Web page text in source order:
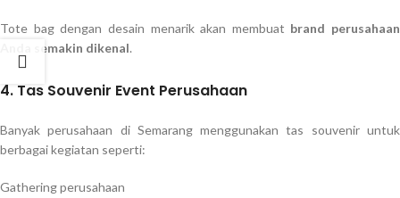
Tote bag dengan desain menarik akan membuat brand perusahaan
Anda semakin dikenal.
4. Tas Souvenir Event Perusahaan
Banyak perusahaan di Semarang menggunakan tas souvenir untuk
berbagai kegiatan seperti:
Gathering perusahaan